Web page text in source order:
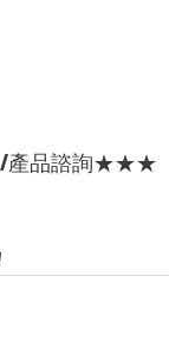
產品諮詢★★★